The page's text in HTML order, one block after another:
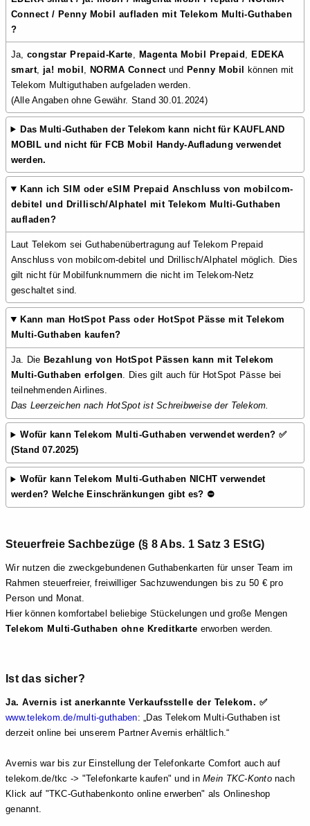
Connect / Penny Mobil aufladen mit Telekom Multi-Guthaben
?
Ja, congstar Prepaid-Karte Magenta Mobil Prepaid
EDEKA
smart, ja! mobil NORMA Connectund Penny Mobil können mit
Telekom Multiguthaben aufgeladen werden.
(Alle Angaben ohne Gewähr. Stand 30.01.2024)
Das Multi-Guthaben der Telekom kann nicht fürKAUFLAND
MOBIL und nicht fürFCB Mobil Handy-Aufladung verwendet
werden.
Kann ich SIM oder eSIM Prepaid Anschluss von mobilcom-
debitel und Drillisch/Alphatel mit Telekom Multi-Guthaben
aufladen?
Laut Telekom sei Guthabenübertragung auf Telekom Prepaid
Anschluss von mobilcom-debitel und Drillisch/Alphatel möglich. Dies
gilt nicht für Mobilfunknummern die nicht im Telekom-Netz
geschaltet sind.
Kann man HotSpot Pass oder HotSpot Pässe mit Telekom
Multi-Guthaben kaufen?
Ja. Die Bezahlung von HotSpot Pässen kann mit Telekom
Multi-Guthaben erfolgen. Dies gilt auch für HotSpot Pässe bei
teilnehmenden Airlines.
Das Leerzeichen nach HotSpot ist Schreibweise der Telekom.
Wofür kannTelekom Multi-Guthaben verwendet werden? ✅
(Stand 07.2025)
Wofür kannTelekom Multi-Guthaben NICHT verwendet
werden? Welche Einschränkungen gibt es? ⛔
Steuerfreie Sachbezüge (§ 8 Abs. 1 Satz 3 EStG)
Wir nutzen die zweckgebundenen Guthabenkarten für unser Team im
Rahmen steuerfreier, freiwilliger Sachzuwendungen bis zu 50 € pro
Person und Monat.
Hier können komfortabel beliebige Stückelungen und große Mengen
Telekom Multi-Guthaben ohne Kreditkarte erworben werden.
Ist das sicher?
Ja. Avernis ist anerkannte Verkaufsstelle der Telekom. ✅
www.telekom.de/multi-guthaben: Das Telekom Multi-Guthaben ist
derzeit online bei unserem Partner Avernis erhältlich.
Avernis war bis zur Einstellung der Telefonkarte Comfort auch auf
telekom.de/tkc -> "Telefonkarte kaufen" und inMein TKC-Kontonach
Klick auf "TKC-Guthabenkonto online erwerben" als Onlineshop
genannt.